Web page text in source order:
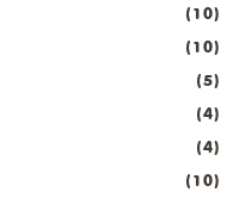
(10)
(10)
(5)
(4)
(4)
(10)